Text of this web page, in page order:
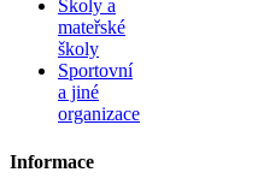
Školy a
mateřské
školy
Sportovní
a jiné
organizace
Informace